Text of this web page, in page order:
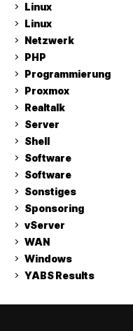
Linux
Linux
Netzwerk
PHP
Programmierung
Proxmox
Realtalk
Server
Shell
Software
Software
Sonstiges
Sponsoring
vServer
WAN
Windows
YABS Results